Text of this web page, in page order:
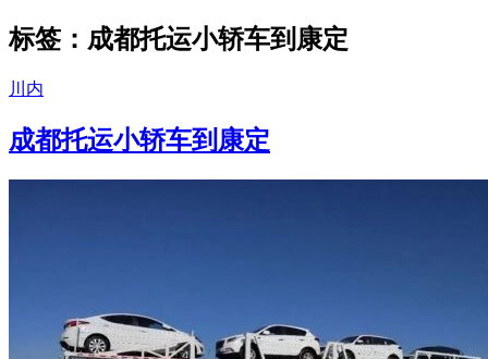
标签：成都托运小轿车到康定
川内
成都托运小轿车到康定